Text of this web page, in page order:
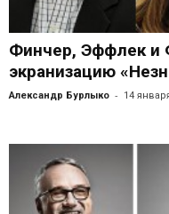
Финчер, Эффлек и
экранизацию
Александр Бурлыко - 14